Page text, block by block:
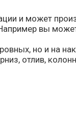
и может
вы
но и на
отлив,